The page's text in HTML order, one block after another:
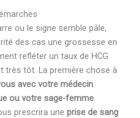
ou le signe semble pâle,
des cas une grossesse en
refléter un taux de HCG
très tôt. La première chose à
avec votre médecin
ou votre sage-femme
prescrira une prise de sang